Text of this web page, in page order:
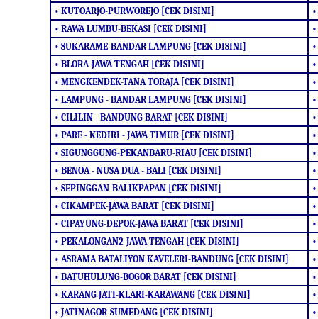
• KUTOARJO-PURWOREJO [CEK DISINI]
• RAWA LUMBU-BEKASI [CEK DISINI]
• SUKARAME-BANDAR LAMPUNG [CEK DISINI]
• BLORA-JAWA TENGAH [CEK DISINI]
• MENGKENDEK-TANA TORAJA [CEK DISINI]
• LAMPUNG - BANDAR LAMPUNG [CEK DISINI]
• CILILIN - BANDUNG BARAT [CEK DISINI]
• PARE - KEDIRI - JAWA TIMUR [CEK DISINI]
• SIGUNGGUNG-PEKANBARU-RIAU [CEK DISINI]
• BENOA - NUSA DUA - BALI [CEK DISINI]
• SEPINGGAN-BALIKPAPAN [CEK DISINI]
• CIKAMPEK-JAWA BARAT [CEK DISINI]
• CIPAYUNG-DEPOK-JAWA BARAT [CEK DISINI]
• PEKALONGAN2-JAWA TENGAH [CEK DISINI]
• ASRAMA BATALIYON KAVELERI-BANDUNG [CEK DISINI]
• BATUHULUNG-BOGOR BARAT [CEK DISINI]
• KARANG JATI-KLARI-KARAWANG [CEK DISINI]
• JATINAGOR-SUMEDANG [CEK DISINI]